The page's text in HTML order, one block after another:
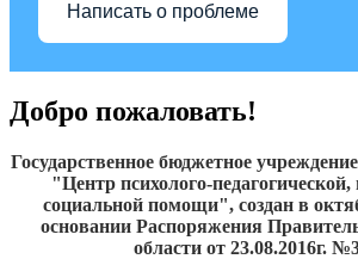
Написать о проблеме
Добро пожаловать!
Государственное бюджетное
"Центр психолого-
социальной помощи", создан в
основании Распоряжения
области от 23.08.2016г.